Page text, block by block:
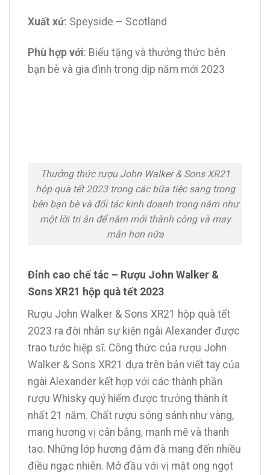
Xuất xứ: Speyside – Scotland
Phù hợp với: Biếu tặng và thưởng thức bên
bạn bè và gia đình trong dịp năm mới 2023
Thưởng thức rượu John Walker & Sons XR21
hộp quà tết 2023 trong các bữa tiệc sang trong
bên bạn bè và đối tác kinh doanh trong năm như
một lời tri ân để năm mới thành công và may
mắn hơn nữa
Đỉnh cao chế tác – Rượu John Walker &
Sons XR21 hộp quà tết 2023
Rượu John Walker & Sons XR21 hộp quà tết
2023 ra đời nhân sự kiện ngài Alexander được
trao tước hiệp sĩ. Công thức của rượu John
Walker & Sons XR21 dựa trên bản viết tay của
ngài Alexander kết hợp với các thành phần
rượu Whisky quý hiếm được trưởng thành ít
nhất 21 năm. Chất rượu sóng sánh như vàng,
mang hương vị cân bằng, mạnh mẽ và thanh
tao. Những lớp hương đậm đà mang đến nhiều
điều ngạc nhiên. Mở đầu với vị mật ong ngọt